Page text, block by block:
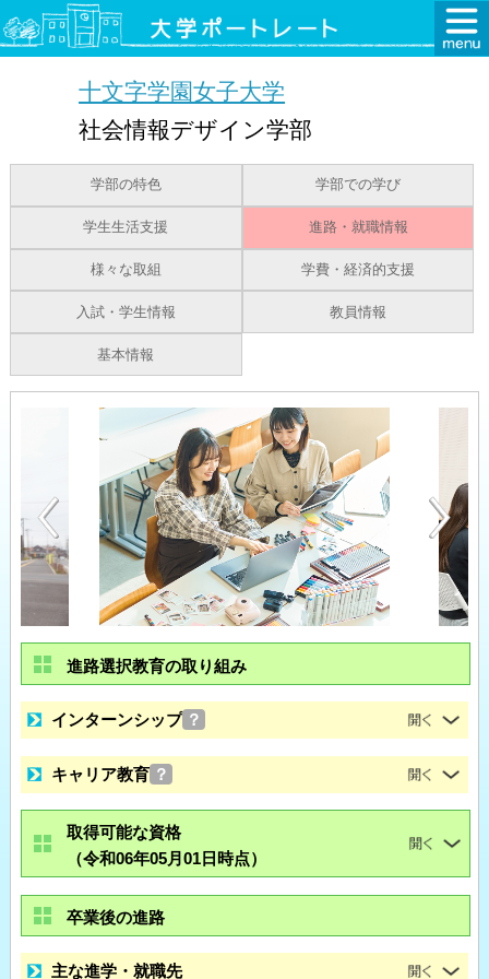
十文字学園女子大学
社会情報デザイン学部
学部の特色 学部での学び
学生生活支援 進路・就職情報
様々な取組 学費・経済的支援
入試・学生情報 教員情報
基本情報
進路選択教育の取り組み
インターンシップ ？
キャリア教育 ？
取得可能な資格
（令和06年05月01日時点）
卒業後の進路
主な進学・就職先